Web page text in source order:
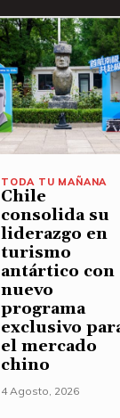
b
a
j
o
p
r
a
a
u
e
n
a
TODA TU MAÑANA
Chile
consolida su
liderazgo en
turismo
antártico con
nuevo
programa
exclusivo
el mercado
chino
4 Agosto, 2026